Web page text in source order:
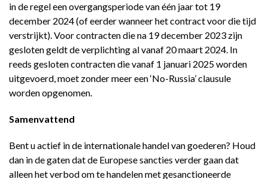
in de regel een overgangsperiode van één jaar tot 19
december 2024 (of eerder wanneer het contract voor die tijd
verstrijkt). Voor contracten die na 19 december 2023 zijn
gesloten geldt de verplichting al vanaf 20 maart 2024. In
reeds gesloten contracten die vanaf 1 januari 2025 worden
uitgevoerd, moet zonder meer een ‘No-Russia’ clausule
worden opgenomen.
Samenvattend
Bent u actief in de internationale handel van goederen? Houd
dan in de gaten dat de Europese sancties verder gaan dat
alleen het verbod om te handelen met gesanctioneerde